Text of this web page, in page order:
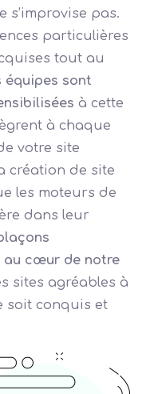
s’improvise pas.
particulières
tout au
équipes sont
à cette
à chaque
votre site
création de site
les moteurs de
dans leur
au cœur de notre
sites agréables à
soit conquis et